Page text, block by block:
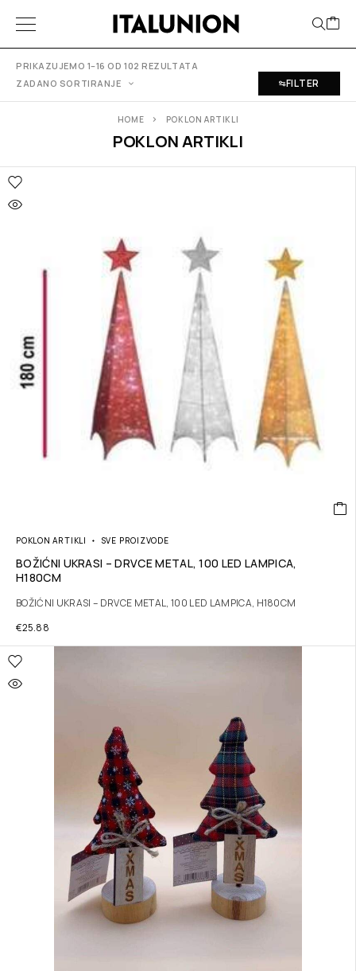
PRIKAZUJEMO 1–16 OD 102 REZULTATA
ZADANO SORTIRANJE
FILTER
POKLON ARTIKLI
HOME POKLON ARTIKLI
POKLON ARTIKLI SVE PROIZVODE
BOŽIĆNI UKRASI – DRVCE METAL, 100 LED LAMPICA,
H180CM
BOŽIĆNI UKRASI – DRVCE METAL, 100 LED LAMPICA, H180CM
€25.88